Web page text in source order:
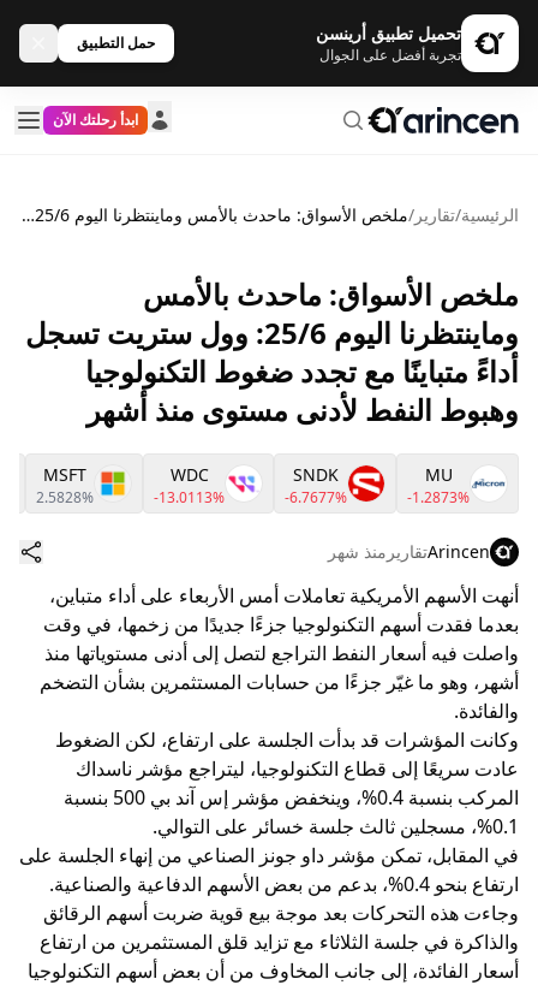
تحميل تطبيق أرينسن
تجربة أفضل على الجوال
حمل التطبيق
ابدأ رحلتك الآن
الرئيسية/تقارير / ملخص الأسواق: ماحدث بالأمس وماينتظرنا اليوم 25/6: وول ستريت تسجل أداءً متباينًا مع تجدد ضغوط التكنولوجيا وهبوط النفط لأدنى مستوى منذ أشهر
ملخص الأسواق: ماحدث بالأمس
وماينتظرنا اليوم 25/6: وول ستريت تسجل
أداءً متباينًا مع تجدد ضغوط التكنولوجيا
وهبوط النفط لأدنى مستوى منذ أشهر
MU
-1.2873%
SNDK
-6.7677%
WDC
-13.0113%
MSFT
2.5828%
Arincenتقارير منذ شهر
أنهت الأسهم الأمريكية تعاملات أمس الأربعاء على أداء متباين،
بعدما فقدت أسهم التكنولوجيا جزءًا جديدًا من زخمها، في وقت
واصلت فيه أسعار النفط التراجع لتصل إلى أدنى مستوياتها منذ
أشهر، وهو ما غيّر جزءًا من حسابات المستثمرين بشأن التضخم
والفائدة.
وكانت المؤشرات قد بدأت الجلسة على ارتفاع، لكن الضغوط
عادت سريعًا إلى قطاع التكنولوجيا، ليتراجع مؤشر ناسداك
المركب بنسبة 0.4%، وينخفض مؤشر إس آند بي 500 بنسبة
0.1%، مسجلين ثالث جلسة خسائر على التوالي.
في المقابل، تمكن مؤشر داو جونز الصناعي من إنهاء الجلسة على
ارتفاع بنحو 0.4%، بدعم من بعض الأسهم الدفاعية والصناعية.
وجاءت هذه التحركات بعد موجة بيع قوية ضربت أسهم الرقائق
والذاكرة في جلسة الثلاثاء مع تزايد قلق المستثمرين من ارتفاع
أسعار الفائدة، إلى جانب المخاوف من أن بعض أسهم التكنولوجيا